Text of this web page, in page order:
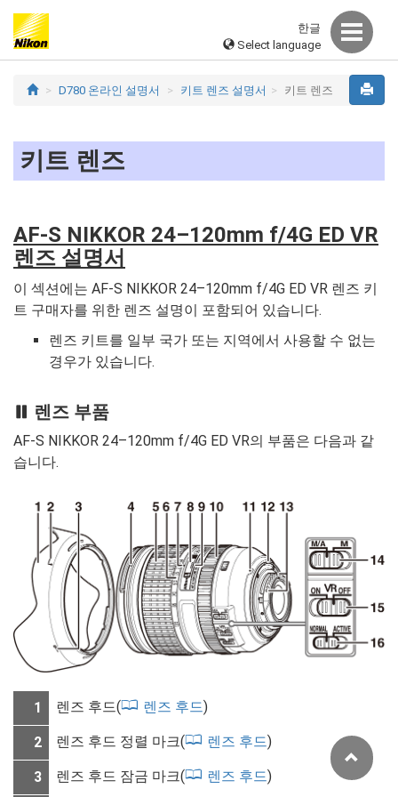
한글
Select language
D780 온라인 설명서 키트 렌즈 설명서 키트 렌즈
키트 렌즈
AF-S NIKKOR 24–120mm f/4G ED VR
렌즈 설명서
이 섹션에는 AF-S NIKKOR 24–120mm f/4G ED VR 렌즈 키
트 구매자를 위한 렌즈 설명이 포함되어 있습니다.
렌즈 키트를 일부 국가 또는 지역에서 사용할 수 없는
경우가 있습니다.
렌즈 부품
AF-S NIKKOR 24–120mm f/4G ED VR의 부품은 다음과 같
습니다.
1 렌즈 후드( 렌즈 후드)
2 렌즈 후드 정렬 마크( 렌즈 후드)
3 렌즈 후드 잠금 마크( 렌즈 후드)